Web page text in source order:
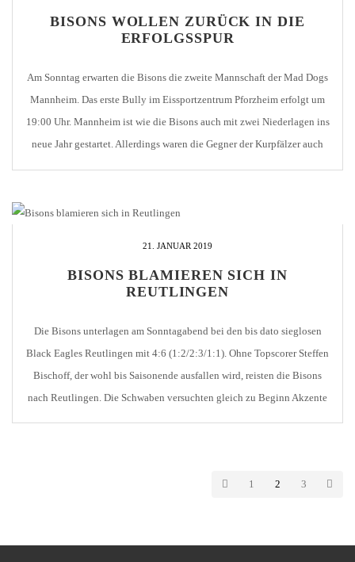
BISONS WOLLEN ZURÜCK IN DIE
ERFOLGSSPUR
Am Sonntag erwarten die Bisons die zweite Mannschaft der Mad Dogs
Mannheim. Das erste Bully im Eissportzentrum Pforzheim erfolgt um
19:00 Uhr. Mannheim ist wie die Bisons auch mit zwei Niederlagen ins
neue Jahr gestartet. Allerdings waren die Gegner der Kurpfälzer auch
21. JANUAR 2019
BISONS BLAMIEREN SICH IN
REUTLINGEN
Die Bisons unterlagen am Sonntagabend bei den bis dato sieglosen
Black Eagles Reutlingen mit 4:6 (1:2/2:3/1:1). Ohne Topscorer Steffen
Bischoff, der wohl bis Saisonende ausfallen wird, reisten die Bisons
nach Reutlingen. Die Schwaben versuchten gleich zu Beginn Akzente
1 2 3